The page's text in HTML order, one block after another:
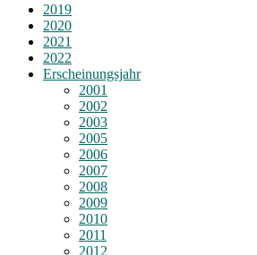
2019
2020
2021
2022
Erscheinungsjahr
2001
2002
2003
2005
2006
2007
2008
2009
2010
2011
2012